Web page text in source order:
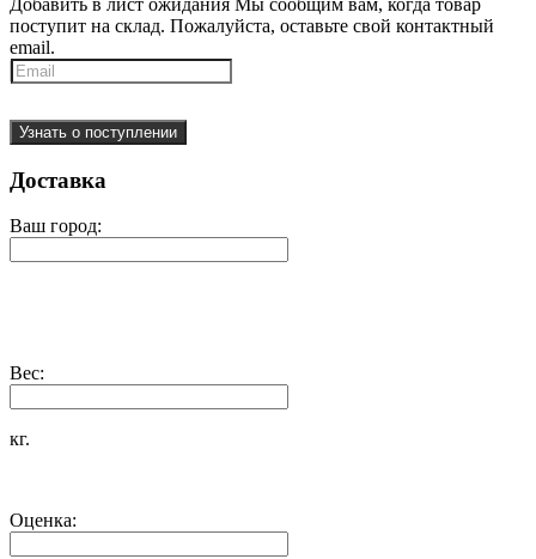
поступит на склад. Пожалуйста, оставьте свой контактный
email.
Узнать о поступлении
Доставка
Ваш город:
Вес:
кг.
Оценка: